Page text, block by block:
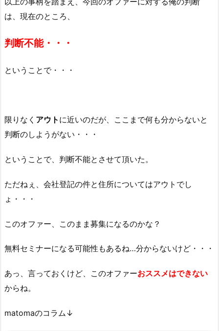
は、現在のところ、
判断不能・・・
ということで・・・
限りなく アウト に近いのだが、ここまで何も分からないと
判断のしようがない・・・
ということで、判断不能とさせて頂いた。
ただねぇ、会社登記の件と住所についてはアウトでし
ょ・・・
このオファー、このまま募集になるのかな？
無料セミナーになる可能性もあるね…分からないけど・・・
あっ、言っておくけど、このオファーおススメはできない
からね。
matomaのコラム↓